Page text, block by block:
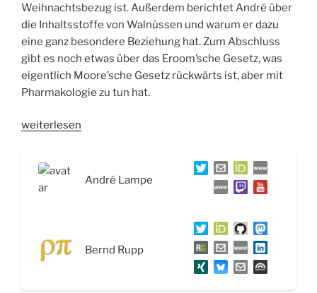
Weihnachtsbezug ist. Außerdem berichtet André über
die Inhaltsstoffe von Walnüssen und warum er dazu
eine ganz besondere Beziehung hat. Zum Abschluss
gibt es noch etwas über das Eroom’sche Gesetz, was
eigentlich Moore’sche Gesetz rückwärts ist, aber mit
Pharmakologie zu tun hat.
„WSR027
Zitrusfrüchte,
Walnüsse
umgedrehte
Moore’sche
weiterlesen
André Lampe
Bernd Rupp